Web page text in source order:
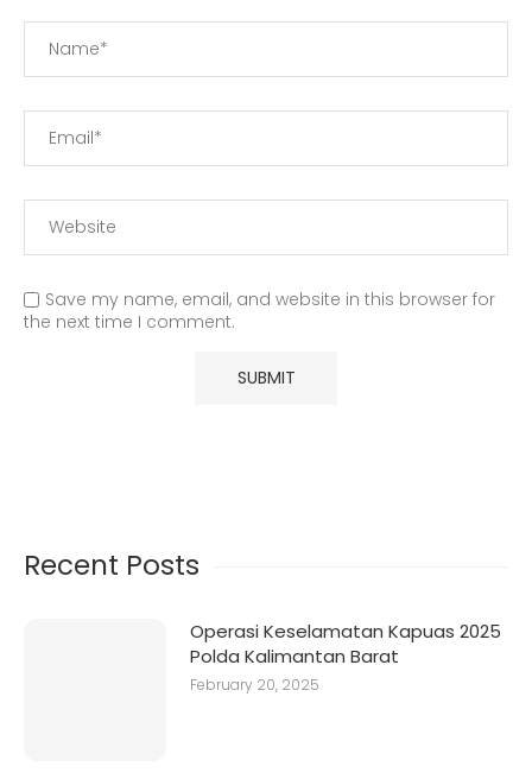
Save my name, email, and website in this browser for
the next time I comment.
Recent Posts
Operasi Keselamatan Kapuas 2025
Polda Kalimantan Barat
February 20, 2025